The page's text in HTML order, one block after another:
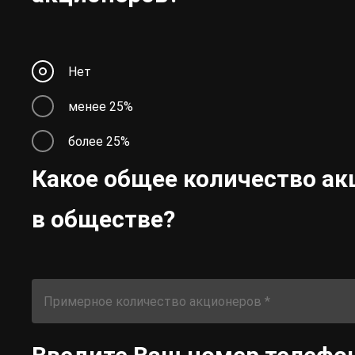
Нет
менее 25%
более 25%
Какое общее количество
в обществе?